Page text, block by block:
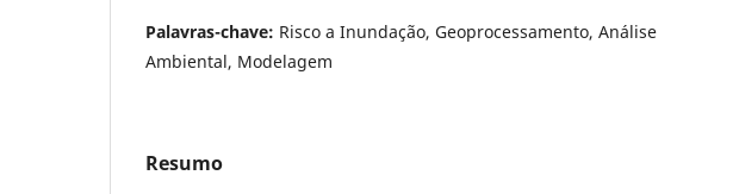
Palavras-chave: Risco a Inundação, Geoprocessamento, Análise
Ambiental, Modelagem
Resumo